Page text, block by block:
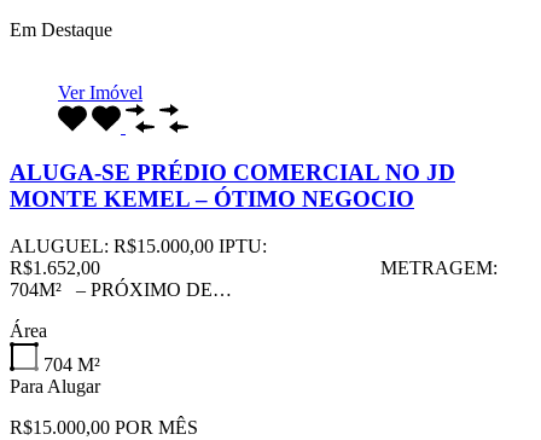
Em Destaque
Ver Imóvel
ALUGA-SE PRÉDIO COMERCIAL NO JD
MONTE KEMEL – ÓTIMO NEGOCIO
ALUGUEL: R$15.000,00 IPTU:
R$1.652,00 METRAGEM:
704M² – PRÓXIMO DE…
Área
704 M²
Para Alugar
R$15.000,00 POR MÊS